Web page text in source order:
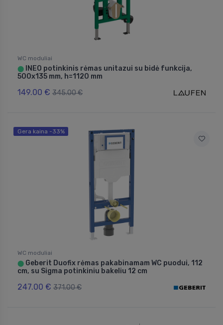
WC moduliai
⬤
INEO potinkinis rėmas unitazui su bidė funkcija,
500x135 mm, h=1120 mm
149.00 € 345.00 €
Gera kaina -33%
WC moduliai
⬤ Geberit Duofix rėmas pakabinamam WC puodui, 112
cm, su Sigma potinkiniu bakeliu 12 cm
247.00 € 371.00 €